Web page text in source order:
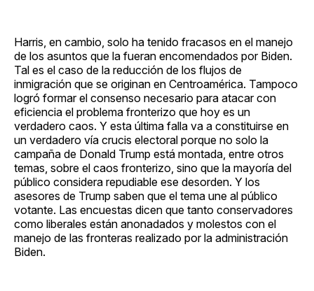
Harris, en cambio, solo ha tenido fracasos en el manejo
de los asuntos que la fueran encomendados por Biden.
Tal es el caso de la reducción de los flujos de
inmigración que se originan en Centroamérica. Tampoco
logró formar el consenso necesario para atacar con
eficiencia el problema fronterizo que hoy es un
verdadero caos. Y esta última falla va a constituirse en
un verdadero vía crucis electoral porque no solo la
campaña de Donald Trump está montada, entre otros
temas, sobre el caos fronterizo, sino que la mayoría del
público considera repudiable ese desorden. Y los
asesores de Trump saben que el tema une al público
votante. Las encuestas dicen que tanto conservadores
como liberales están anonadados y molestos con el
manejo de las fronteras realizado por la administración
Biden.